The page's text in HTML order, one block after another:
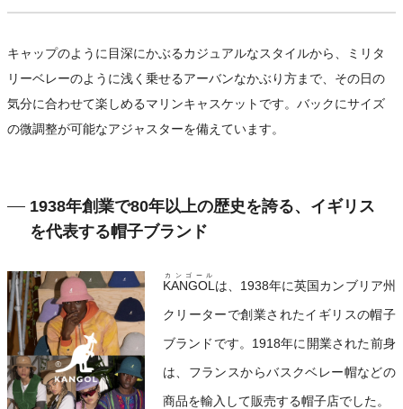
キャップのように目深にかぶるカジュアルなスタイルから、ミリタ
リーベレーのように浅く乗せるアーバンなかぶり方まで、その日の
気分に合わせて楽しめるマリンキャスケットです。バックにサイズ
の微調整が可能なアジャスターを備えています。
1938年創業で80年以上の歴史を誇る、イギリス
を代表する帽子ブランド
KANGOL
カンゴール
は、1938年に英国カンブリア州
クリーターで創業されたイギリスの帽子
ブランドです。1918年に開業された前身
は、フランスからバスクベレー帽などの
商品を輸入して販売する帽子店でした。